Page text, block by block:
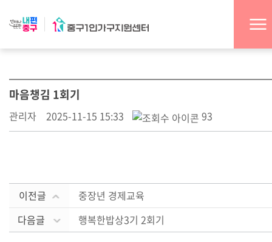
마음챙김 1회기
관리자 2025-11-15 15:33 93
이전글
중장년 경제교육
다음글
행복한밥상3기 2회기